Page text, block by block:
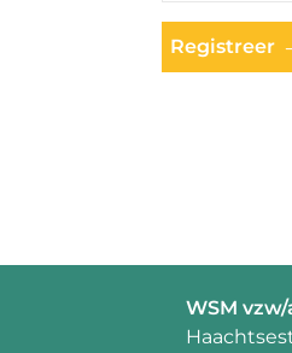
Registreer
WSM vzw/
Adres: